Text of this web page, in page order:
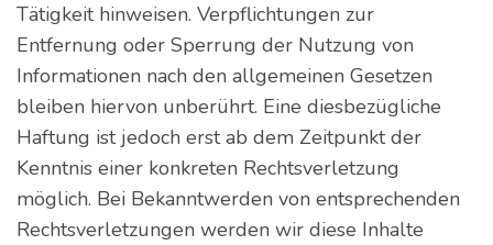
Tätigkeit hinweisen. Verpflichtungen zur
Entfernung oder Sperrung der Nutzung von
Informationen nach den allgemeinen Gesetzen
bleiben hiervon unberührt. Eine diesbezügliche
Haftung ist jedoch erst ab dem Zeitpunkt der
Kenntnis einer konkreten Rechtsverletzung
möglich. Bei Bekanntwerden von entsprechenden
Rechtsverletzungen werden wir diese Inhalte